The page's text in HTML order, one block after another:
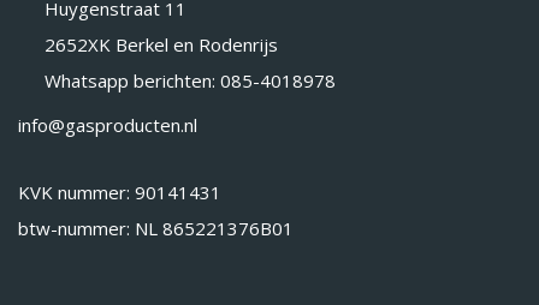
Huygenstraat 11
2652XK Berkel en Rodenrijs
Whatsapp berichten: 085-4018978
info@gasproducten.nl
KVK nummer: 90141431
btw-nummer: NL 865221376B01